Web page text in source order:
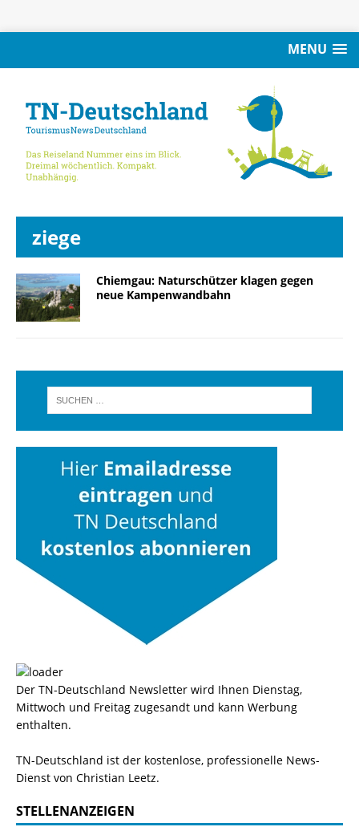
MENU
ziege
Chiemgau: Naturschützer klagen gegen
neue Kampenwandbahn
Der TN-Deutschland Newsletter wird Ihnen Dienstag,
Mittwoch und Freitag zugesandt und kann Werbung
enthalten.
TN-Deutschland ist der kostenlose, professionelle News-
Dienst von Christian Leetz.
STELLENANZEIGEN